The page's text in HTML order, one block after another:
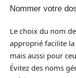
Nommer votre
Le choix du nom
approprié facilite
mais aussi pour
Évitez des noms